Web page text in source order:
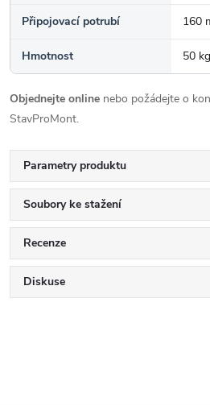
Připojovací potrubí 160
Hmotnost 50 kg
Objednejte online nebo požádejte o
StavProMont.
Parametry produktu
Soubory ke stažení
Recenze
Diskuse